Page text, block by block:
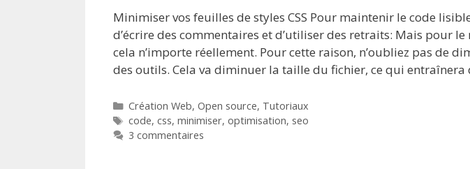
Minimiser vos feuilles de styles CSS Pour maintenir le code
d’écrire des commentaires et d’utiliser des retraits: Mais pour
cela n’importe réellement. Pour cette raison, n’oubliez pas de
des outils. Cela va diminuer la taille du fichier, ce qui entraînera
Catégories
Création Web, Open source, Tutoriaux
Étiquettes
code, css, minimiser, optimisation, seo
3 commentaires